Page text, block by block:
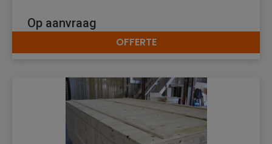
DETAILS
Op aanvraag
OFFERTE